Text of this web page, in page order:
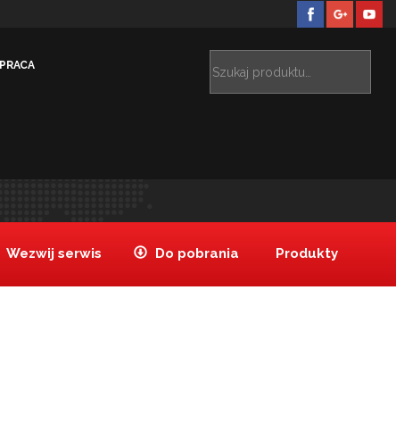
PRACA
Wezwij serwis Do pobrania Produkty